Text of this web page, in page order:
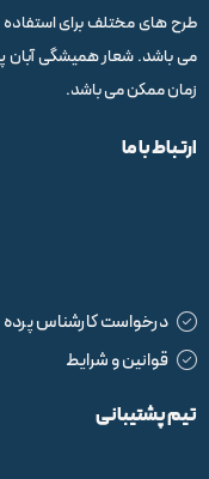
طرح های مختلف برای
می باشد. شعار همیشگی آبان
زمان ممکن می باشد.
ارتباط با ما
درخواست کارشناس پرده
قوانین و شرایط
تیم پشتیبانی